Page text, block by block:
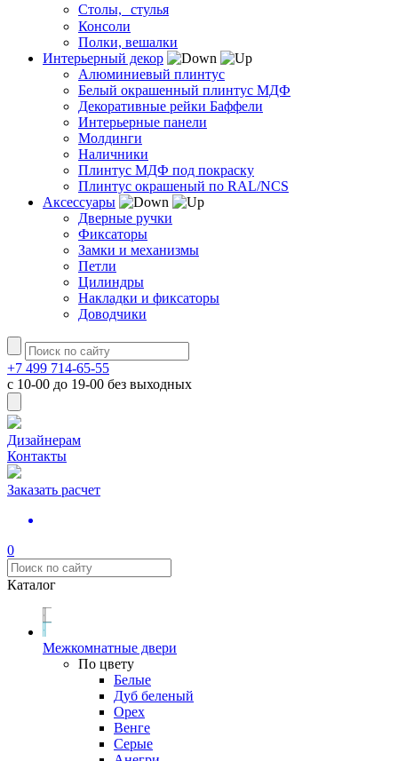
Столы, стулья
Консоли
Полки, вешалки
Интерьерный декор
Алюминиевый плинтус
Белый окрашенный плинтус МДФ
Декоративные рейки Баффели
Интерьерные панели
Молдинги
Наличники
Плинтус МДФ под покраску
Плинтус окрашеный по RAL/NCS
Аксессуары
Дверные ручки
Фиксаторы
Замки и механизмы
Петли
Цилиндры
Накладки и фиксаторы
Доводчики
+7 499 714-65-55
с 10-00 до 19-00 без выходных
Дизайнерам
Контакты
Заказать расчет
0
Каталог
Межкомнатные двери
По цвету
Белые
Дуб беленый
Орех
Венге
Серые